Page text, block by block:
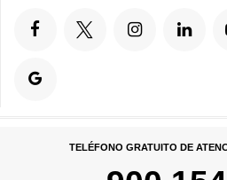
TELÉFONO GRATUITO DE